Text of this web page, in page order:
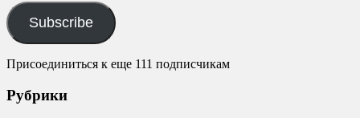
Subscribe
Присоединиться к еще 111 подписчикам
Рубрики